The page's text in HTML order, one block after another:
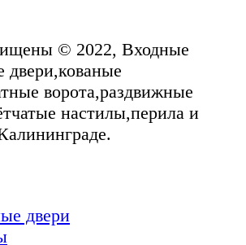
© 2022, Входные
двери,кованые
ворота,раздвижные
настилы,перила и
двери